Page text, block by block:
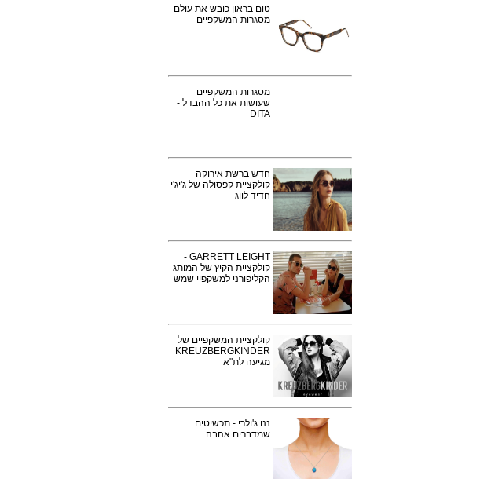
טום בראון כובש את עולם
מסגרות המשקפיים
מסגרות המשקפיים
שעושות את כל ההבדל -
DITA
חדש ברשת אירוקה -
קולקציית קפסולה של ג'יג'י
חדיד לווג
GARRETT LEIGHT -
קולקציית הקיץ של המותג
הקליפורני למשקפיי שמש
קולקציית המשקפיים של
KREUZBERGKINDER
מגיעה לת"א
ננו ג'ולרי - תכשיטים
שמדברים אהבה